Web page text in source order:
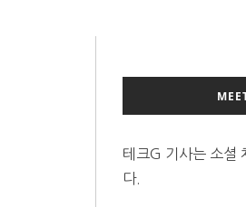
테크G 기사는 소셜
다.